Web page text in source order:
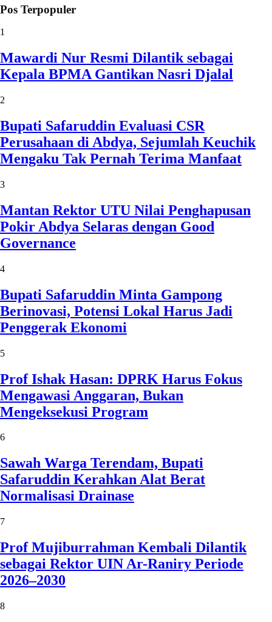
Pos Terpopuler
1
Mawardi Nur Resmi Dilantik sebagai
Kepala BPMA Gantikan Nasri Djalal
2
Bupati Safaruddin Evaluasi CSR
Perusahaan di Abdya, Sejumlah Keuchik
Mengaku Tak Pernah Terima Manfaat
3
Mantan Rektor UTU Nilai Penghapusan
Pokir Abdya Selaras dengan Good
Governance
4
Bupati Safaruddin Minta Gampong
Berinovasi, Potensi Lokal Harus Jadi
Penggerak Ekonomi
5
Prof Ishak Hasan: DPRK Harus Fokus
Mengawasi Anggaran, Bukan
Mengeksekusi Program
6
Sawah Warga Terendam, Bupati
Safaruddin Kerahkan Alat Berat
Normalisasi Drainase
7
Prof Mujiburrahman Kembali Dilantik
sebagai Rektor UIN Ar-Raniry Periode
2026–2030
8